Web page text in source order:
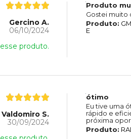
Gercino A.
06/10/2024
produto.
Produto
Gostei muito
Produto:
E
Valdomiro S.
30/09/2024
ótimo
Eu tive uma
rápido e
próxima
Produto: